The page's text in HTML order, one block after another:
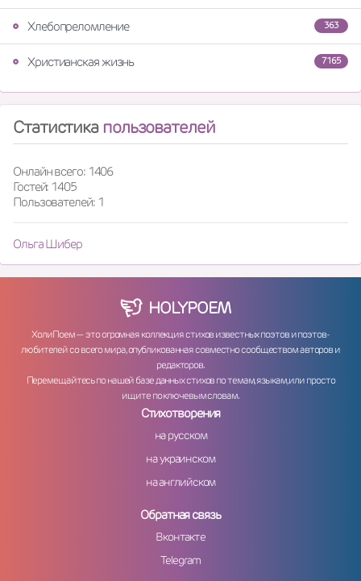
363
Хлебопреломление
7165
Христианская жизнь
Статистика пользователей
Онлайн всего: 1406
Гостей: 1405
Пользователей: 1
Ольга Шибер
HOLYPOEM
ХолиПоем — это огромная коллекция стихов известных поэтов и поэтов-
любителей со всего мира, опубликованная совместно сообществом авторов и
редакторов.
Перемещайтесь по нашей базе данных стихов по темам, языкам, или просто
ищите по ключевым словам.
Стихотворения
на русском
на украинском
на английском
Обратная связь
Вконтакте
Telegram